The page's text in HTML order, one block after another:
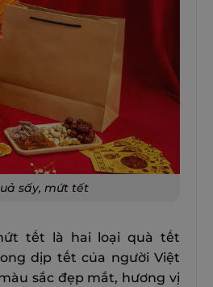
sấy, mứt tết
tết là hai loại quà tết
dịp tết của người Việt
sắc đẹp mắt, hương vị